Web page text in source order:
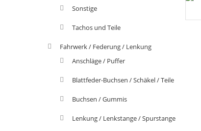
Sonstige
Tachos und Teile
Fahrwerk / Federung / Lenkung
Anschläge / Puffer
Blattfeder-Buchsen / Schäkel / Teile
Buchsen / Gummis
Lenkung / Lenkstange / Spurstange